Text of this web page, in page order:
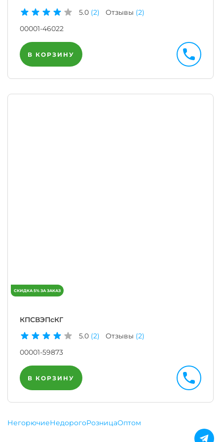
5.0 (2) Отзывы (2)
00001-46022
В КОРЗИНУ
КПСВЭПсКГ
5.0 (2) Отзывы (2)
00001-59873
В КОРЗИНУ
НегорючиеНедорогоРозницаОптом